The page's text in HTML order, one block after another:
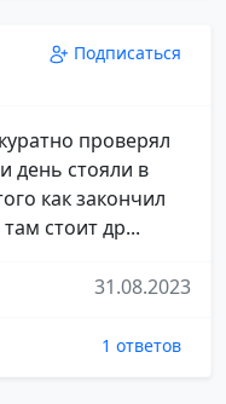
Подписаться
проверял
день стояли в
как закончил
стоит др...
31.08.2023
1 ответов